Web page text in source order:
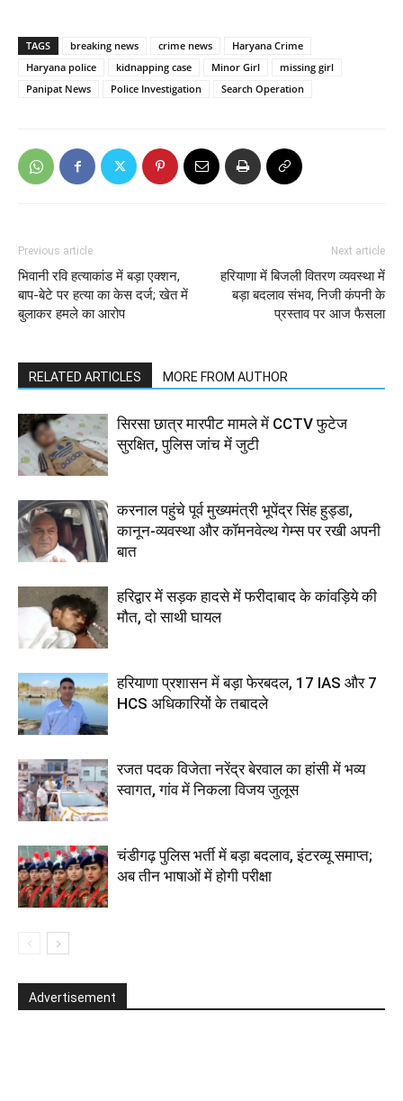
TAGS breaking news crime news
Haryana Crime
Haryana police
kidnapping case Minor Girl
missing girl
Panipat News
Police Investigation Search Operation
Previous article
भिवानी रवि हत्याकांड में बड़ा एक्शन,
बाप-बेटे पर हत्या का केस दर्ज; खेत में
बुलाकर हमले का आरोप
Next article
हरियाणा में बिजली वितरण व्यवस्था में
बड़ा बदलाव संभव, निजी कंपनी के
प्रस्ताव पर आज फैसला
RELATED ARTICLES MORE FROM AUTHOR
सिरसा छात्र मारपीट मामले में CCTV फुटेज
सुरक्षित, पुलिस जांच में जुटी
करनाल पहुंचे पूर्व मुख्यमंत्री भूपेंद्र सिंह हुड्डा,
कानून-व्यवस्था और कॉमनवेल्थ गेम्स पर रखी अपनी
बात
हरिद्वार में सड़क हादसे में फरीदाबाद के कांवड़िये की
मौत, दो साथी घायल
हरियाणा प्रशासन में बड़ा फेरबदल, 17 IAS और 7
HCS अधिकारियों के तबादले
रजत पदक विजेता नरेंद्र बेरवाल का हांसी में भव्य
स्वागत, गांव में निकला विजय जुलूस
चंडीगढ़ पुलिस भर्ती में बड़ा बदलाव, इंटरव्यू समाप्त;
अब तीन भाषाओं में होगी परीक्षा
Advertisement